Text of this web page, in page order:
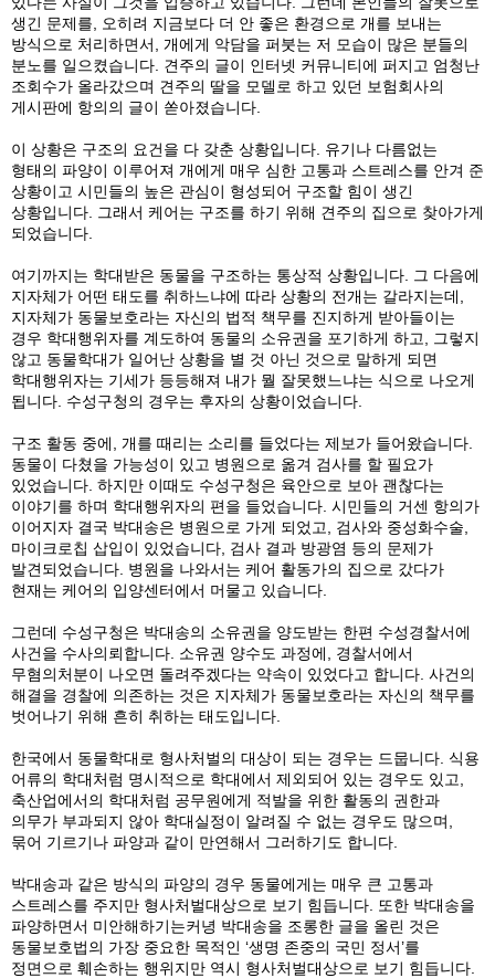
생긴 문제를, 오히려 지금보다 더 안 좋은 환경으로 개를 보내는
방식으로 처리하면서, 개에게 악담을 퍼붓는 저 모습이 많은 분들의
분노를 일으켰습니다. 견주의 글이 인터넷 커뮤니티에 퍼지고 엄청난
조회수가 올라갔으며 견주의 딸을 모델로 하고 있던 보험회사의
게시판에 항의의 글이 쏟아졌습니다.
이 상황은 구조의 요건을 다 갖춘 상황입니다. 유기나 다름없는
형태의 파양이 이루어져 개에게 매우 심한 고통과 스트레스를 안겨 준
상황이고 시민들의 높은 관심이 형성되어 구조할 힘이 생긴
상황입니다. 그래서 케어는 구조를 하기 위해 견주의 집으로 찾아가게
되었습니다.
여기까지는 학대받은 동물을 구조하는 통상적 상황입니다. 그 다음에
지자체가 어떤 태도를 취하느냐에 따라 상황의 전개는 갈라지는데,
지자체가 동물보호라는 자신의 법적 책무를 진지하게 받아들이는
경우 학대행위자를 계도하여 동물의 소유권을 포기하게 하고, 그렇지
않고 동물학대가 일어난 상황을 별 것 아닌 것으로 말하게 되면
학대행위자는 기세가 등등해져 내가 뭘 잘못했느냐는 식으로 나오게
됩니다. 수성구청의 경우는 후자의 상황이었습니다.
구조 활동 중에, 개를 때리는 소리를 들었다는 제보가 들어왔습니다.
동물이 다쳤을 가능성이 있고 병원으로 옮겨 검사를 할 필요가
있었습니다. 하지만 이때도 수성구청은 육안으로 보아 괜찮다는
이야기를 하며 학대행위자의 편을 들었습니다. 시민들의 거센 항의가
이어지자 결국 박대송은 병원으로 가게 되었고, 검사와 중성화수술,
마이크로칩 삽입이 있었습니다, 검사 결과 방광염 등의 문제가
발견되었습니다. 병원을 나와서는 케어 활동가의 집으로 갔다가
현재는 케어의 입양센터에서 머물고 있습니다.
그런데 수성구청은 박대송의 소유권을 양도받는 한편 수성경찰서에
사건을 수사의뢰합니다. 소유권 양수도 과정에, 경찰서에서
무혐의처분이 나오면 돌려주겠다는 약속이 있었다고 합니다. 사건의
해결을 경찰에 의존하는 것은 지자체가 동물보호라는 자신의 책무를
벗어나기 위해 흔히 취하는 태도입니다.
한국에서 동물학대로 형사처벌의 대상이 되는 경우는 드뭅니다. 식용
어류의 학대처럼 명시적으로 학대에서 제외되어 있는 경우도 있고,
축산업에서의 학대처럼 공무원에게 적발을 위한 활동의 권한과
의무가 부과되지 않아 학대실정이 알려질 수 없는 경우도 많으며,
묶어 기르기나 파양과 같이 만연해서 그러하기도 합니다.
박대송과 같은 방식의 파양의 경우 동물에게는 매우 큰 고통과
스트레스를 주지만 형사처벌대상으로 보기 힘듭니다. 또한 박대송을
파양하면서 미안해하기는커녕 박대송을 조롱한 글을 올린 것은
동물보호법의 가장 중요한 목적인 ‘생명 존중의 국민 정서’를
정면으로 훼손하는 행위지만 역시 형사처벌대상으로 보기 힘듭니다.